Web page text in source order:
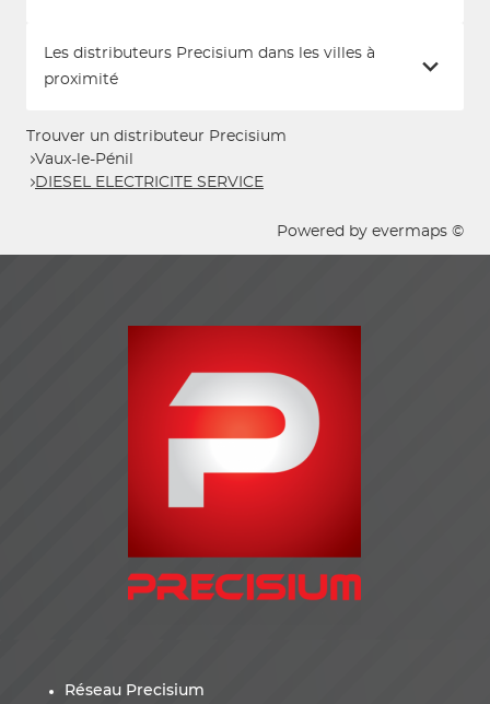
Les distributeurs Precisium dans les villes à
proximité
Trouver un distributeur Precisium
Vaux-le-Pénil
DIESEL ELECTRICITE SERVICE
Powered by evermaps ©
Réseau Precisium